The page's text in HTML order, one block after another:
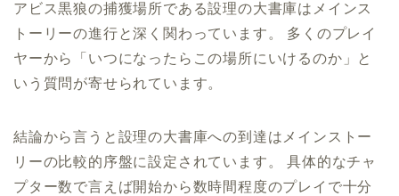
アビス黒狼の捕獲場所である設理の大書庫はメインス
トーリーの進行と深く関わっています。 多くのプレイ
ヤーから「いつになったらこの場所にいけるのか」と
いう質問が寄せられています。
結論から言うと設理の大書庫への到達はメインストー
リーの比較的序盤に設定されています。 具体的なチャ
プター数で言えば開始から数時間程度のプレイで十分